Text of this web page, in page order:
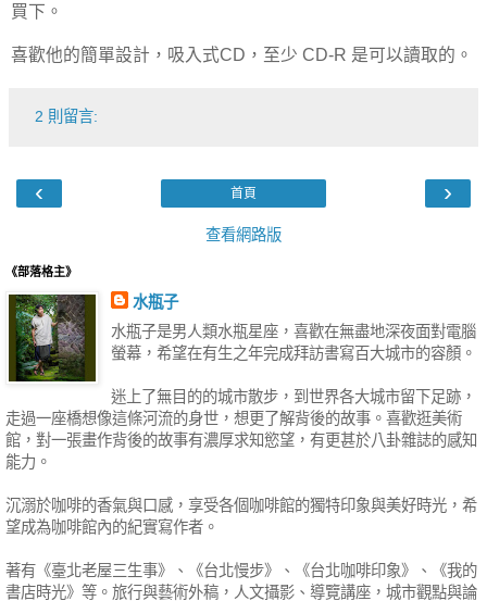
買下。
喜歡他的簡單設計，吸入式CD，至少 CD-R 是可以讀取的。
2 則留言:
‹ ›
首頁
查看網路版
《部落格主》
水瓶子
水瓶子是男人類水瓶星座，喜歡在無盡地深夜面對電腦
螢幕，希望在有生之年完成拜訪書寫百大城市的容顏。
迷上了無目的的城市散步，到世界各大城市留下足跡，
走過一座橋想像這條河流的身世，想更了解背後的故事。喜歡逛美術
館，對一張畫作背後的故事有濃厚求知慾望，有更甚於八卦雜誌的感知
能力。
沉溺於咖啡的香氣與口感，享受各個咖啡館的獨特印象與美好時光，希
望成為咖啡館內的紀實寫作者。
著有《臺北老屋三生事》、《台北慢步》、《台北咖啡印象》、《我的
書店時光》等。旅行與藝術外稿，人文攝影、導覽講座，城市觀點與論